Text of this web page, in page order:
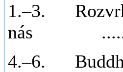
1.–3. Rozvrh
nás
4.–6.